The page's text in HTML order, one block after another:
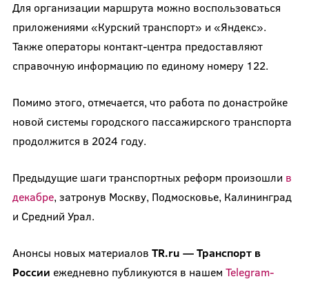
Для организации маршрута можно воспользоваться
приложениями «Курский транспорт» и «Яндекс».
Также операторы контакт-центра предоставляют
справочную информацию по единому номеру 122.
Помимо этого, отмечается, что работа по донастройке
новой системы городского пассажирского транспорта
продолжится в 2024 году.
Предыдущие шаги транспортных реформ произошли в
декабре, затронув Москву, Подмосковье, Калининград
и Средний Урал.
Анонсы новых материалов TR.ru — Транспорт в
России ежедневно публикуются в нашем Telegram-